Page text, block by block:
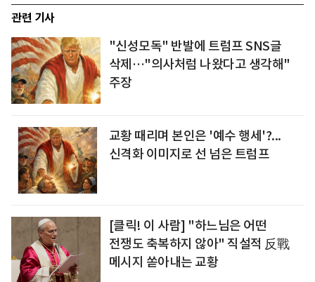
관련 기사
"신성모독" 반발에 트럼프 SNS글
삭제…"의사처럼 나왔다고 생각해"
주장
교황 때리며 본인은 '예수 행세'?...
신격화 이미지로 선 넘은 트럼프
[클릭! 이 사람] "하느님은 어떤
전쟁도 축복하지 않아" 직설적 反戰
메시지 쏟아내는 교황